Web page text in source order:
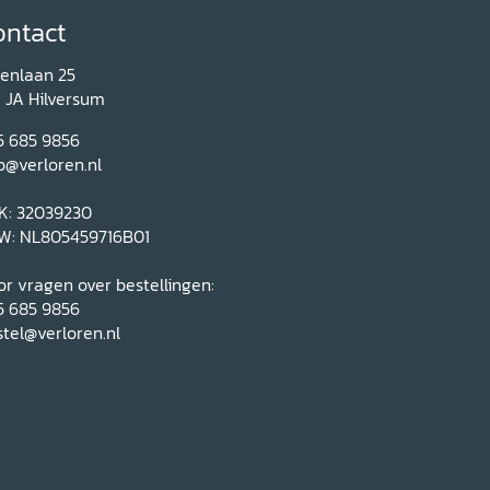
25
JA Hilversum
685 9856
32039230
NL805459716B01
vragen over bestellingen:
685 9856